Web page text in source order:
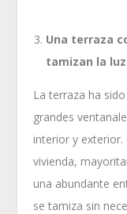
Una terraza
tamizan la
La terraza ha
grandes
interior y exterior.
vivienda,
una abundante
se tamiza sin